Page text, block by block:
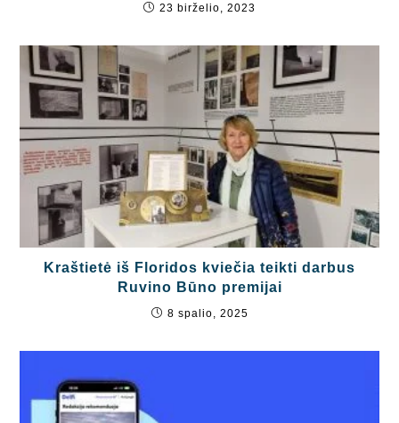
23 birželio, 2023
Kraštietė iš Floridos kviečia teikti darbus
Ruvino Būno premijai
8 spalio, 2025